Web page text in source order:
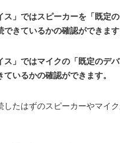
ス」ではスピーカーを「既定
できているかの確認ができます
ス」ではマイクの「既定のデ
ているかの確認ができます。
したはずのスピーカーやマイ